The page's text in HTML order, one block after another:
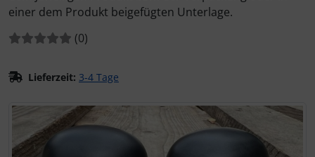
einer dem Produkt beigefügten Unterlage.
Bewertungen:
(0Bewertungen
)
Lieferzeit: 3-4 Tage
Wenn mehr als ein Produktbild existiert, können Sie die